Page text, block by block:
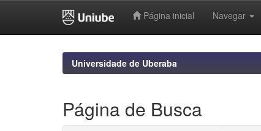
Página inicial Navegar
Universidade de Uberaba
Página de Busca